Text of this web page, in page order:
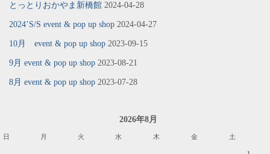
とっとりおかやま新橋館 2024-04-28
2024’S/S event & pop up shop 2024-04-27
10月 event & pop up shop 2023-09-15
9月 event & pop up shop 2023-08-21
8月 event & pop up shop 2023-07-28
2026年8月
日 月 火 水 木 金 土